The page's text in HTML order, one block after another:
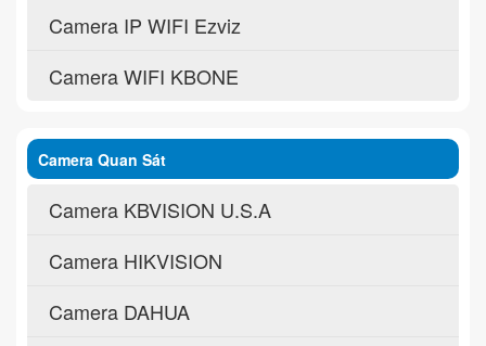
Camera IP WIFI Ezviz
Camera WIFI KBONE
Camera Quan Sát
Camera KBVISION U.S.A
Camera HIKVISION
Camera DAHUA